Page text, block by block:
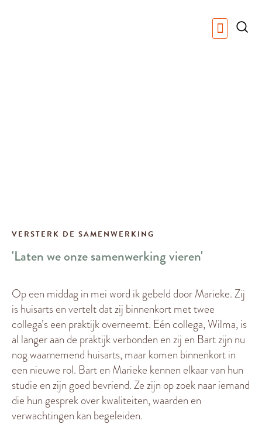
VERSTERK DE SAMENWERKING
'Laten we onze samenwerking vieren'
Op een middag in mei word ik gebeld door Marieke. Zij
is huisarts en vertelt dat zij binnenkort met twee
collega’s een praktijk overneemt. Eén collega, Wilma, is
al langer aan de praktijk verbonden en zij en Bart zijn nu
nog waarnemend huisarts, maar komen binnenkort in
een nieuwe rol. Bart en Marieke kennen elkaar van hun
studie en zijn goed bevriend. Ze zijn op zoek naar iemand
die hun gesprek over kwaliteiten, waarden en
verwachtingen kan begeleiden.